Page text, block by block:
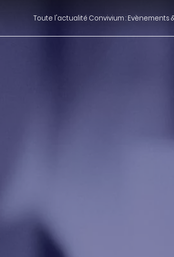
Toute l'actualité Convivium : Evènements